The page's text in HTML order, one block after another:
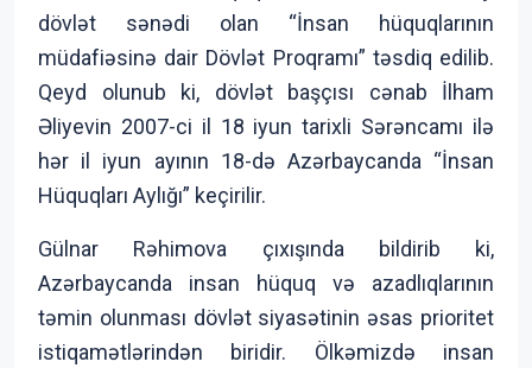
dövlət sənədi olan “İnsan hüquqlarının
müdafiəsinə dair Dövlət Proqramı” təsdiq edilib.
Qeyd olunub ki, dövlət başçısı cənab İlham
Əliyevin 2007-ci il 18 iyun tarixli Sərəncamı ilə
hər il iyun ayının 18-də Azərbaycanda “İnsan
Hüquqları Aylığı” keçirilir.
Gülnar Rəhimova çıxışında bildirib ki,
Azərbaycanda insan hüquq və azadlıqlarının
təmin olunması dövlət siyasətinin əsas prioritet
istiqamətlərindən biridir. Ölkəmizdə insan